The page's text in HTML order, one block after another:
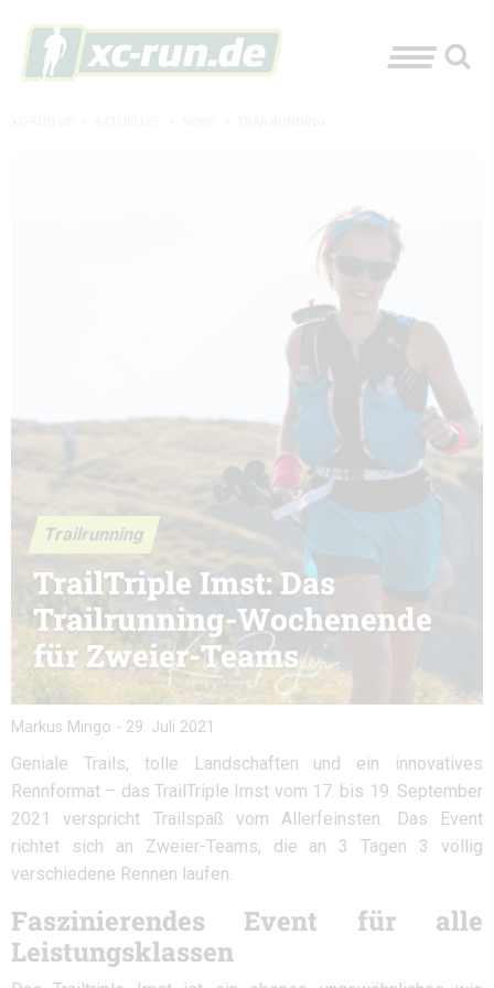
Trailrunning
TrailTriple Imst: Das
Trailrunning-Wochenende
für Zweier-Teams
Markus Mingo - 29. Juli 2021
Geniale Trails, tolle Landschaften und ein innovatives
Rennformat – das TrailTriple Imst vom 17. bis 19. September
2021 verspricht Trailspaß vom Allerfeinsten. Das Event
richtet sich an Zweier-Teams, die an 3 Tagen 3 völlig
verschiedene Rennen laufen.
Faszinierendes Event für alle
Leistungsklassen